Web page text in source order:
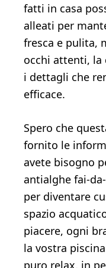
fatti in casa
alleati per
fresca e pulita,
occhi attenti, la
i dettagli che
efficace.
Spero che
fornito le
avete bisogno
antialghe fai-
per diventare
spazio
piacere, ogni
la vostra
puro relax, in